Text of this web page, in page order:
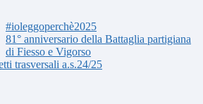
#ioleggoperchè2025
81° anniversario della Battaglia partigiana
di Fiesso e Vigorso
trasversali a.s.24/25